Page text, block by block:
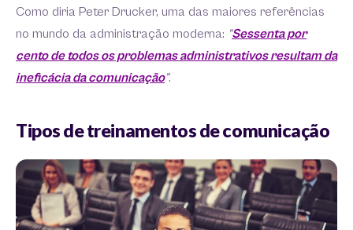
Como diria Peter Drucker, uma das maiores referências
no mundo da administração moderna: “Sessenta por
cento de todos os problemas administrativos resultam da
ineficácia da comunicação”.
Tipos de treinamentos de comunicação